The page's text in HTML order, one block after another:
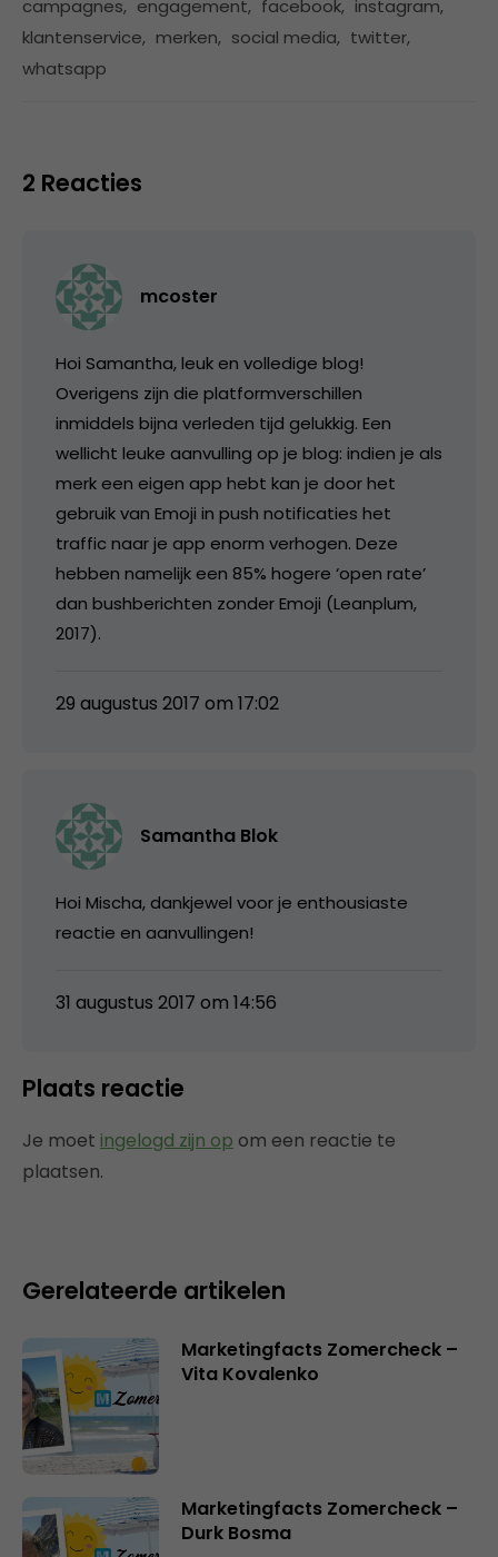
campagnes, engagement, facebook, instagram,
klantenservice, merken, social media, twitter,
whatsapp
2 Reacties
mcoster
Hoi Samantha, leuk en volledige blog!
Overigens zijn die platformverschillen
inmiddels bijna verleden tijd gelukkig. Een
wellicht leuke aanvulling op je blog: indien je als
merk een eigen app hebt kan je door het
gebruik van Emoji in push notificaties het
traffic naar je app enorm verhogen. Deze
hebben namelijk een 85% hogere ‘open rate’
dan bushberichten zonder Emoji (Leanplum,
2017).
29 augustus 2017 om 17:02
Samantha Blok
Hoi Mischa, dankjewel voor je enthousiaste
reactie en aanvullingen!
31 augustus 2017 om 14:56
Plaats reactie
Je moet ingelogd zijn op om een reactie te
plaatsen.
Gerelateerde artikelen
Marketingfacts Zomercheck –
Vita Kovalenko
Marketingfacts Zomercheck –
Durk Bosma